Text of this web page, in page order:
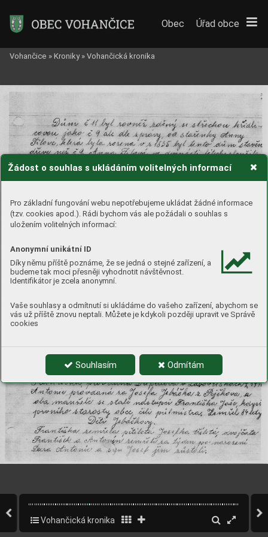
Žádost o souhlas s ukládáním volitelných informací
Pro základní fungování webu nepotřebujeme ukládat žádné informace
(tzv. cookies apod.). Rádi bychom vás ale požádali o souhlas s
uložením volitelných informací:
Anonymní unikátní ID
Díky němu příště poznáme, že se jedná o stejné zařízení, a
budeme tak moci přesněji vyhodnotit návštěvnost.
Identifikátor je zcela anonymní.
Vaše souhlasy a odmítnutí si ukládáme do vašeho zařízení, abychom se
vás už příště znovu neptali. Můžete je kdykoli později upravit ve Správě
cookies
Souhlasím Odmítám
Obec Úřad obce
Vohančice » Kroniky » Vohančická kronika
Vohančická kronika 30